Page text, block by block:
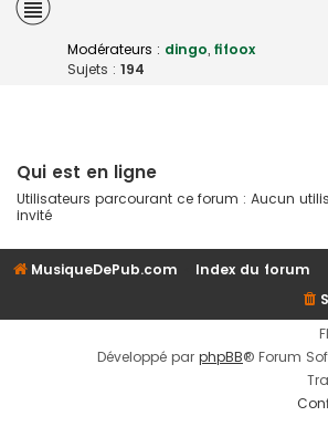
Modérateurs : dingo, fifoox
Sujets : 194
Qui est en ligne
Utilisateurs parcourant ce forum : Aucun
invité
MusiqueDePub.com
Index du forum
Développé par phpBB® Forum